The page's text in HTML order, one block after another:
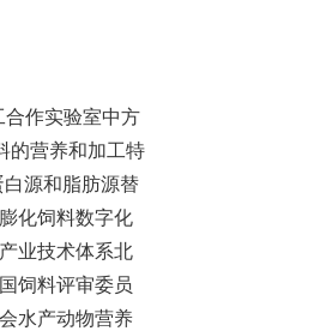
作实验室中方
的营养和加工特
源和脂肪源替
化饲料数字化
业技术体系北
饲料评审委员
水产动物营养